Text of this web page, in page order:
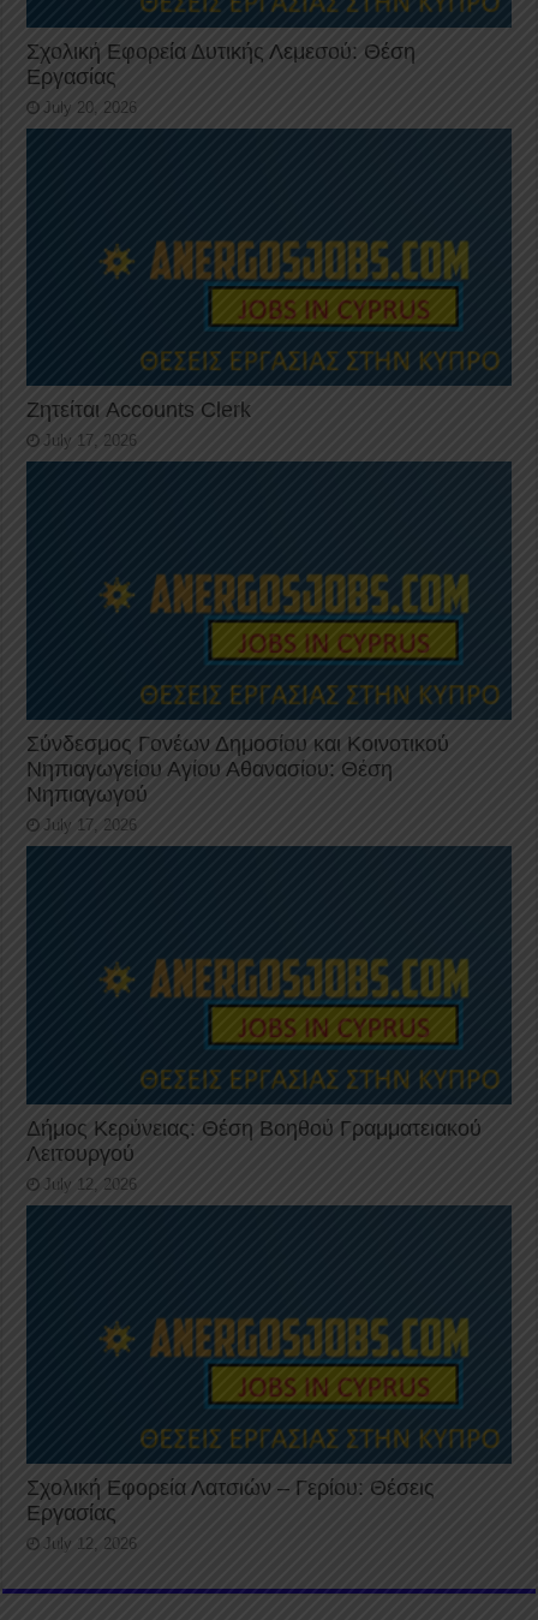
Σχολική Εφορεία Δυτικής Λεμεσού: Θέση
Εργασίας
July 20, 2026
Ζητείται Accounts Clerk
July 17, 2026
Σύνδεσμος Γονέων Δημοσίου και Κοινοτικού
Νηπιαγωγείου Αγίου Αθανασίου: Θέση
Νηπιαγωγού
July 17, 2026
Δήμος Κερύνειας: Θέση Βοηθού Γραμματειακού
Λειτουργού
July 12, 2026
Σχολική Εφορεία Λατσιών – Γερίου: Θέσεις
Εργασίας
July 12, 2026